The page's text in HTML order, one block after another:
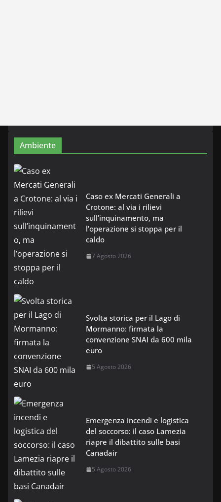
Ambiente
Caso ex Mercati Generali a
Crotone: al via i rilievi
sull’inquinamento, ma
l’operazione si stoppa per il
caldo
7 Agosto 2026
Svolta storica per il Lago di
Mormanno: firmata la
convenzione SNAI da 600 mila
euro
5 Agosto 2026
Emergenza incendi e logistica
del soccorso: il caso Lamezia
riapre il dibattito sulle basi
Canadair
5 Agosto 2026